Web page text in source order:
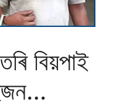
বিয়পাই